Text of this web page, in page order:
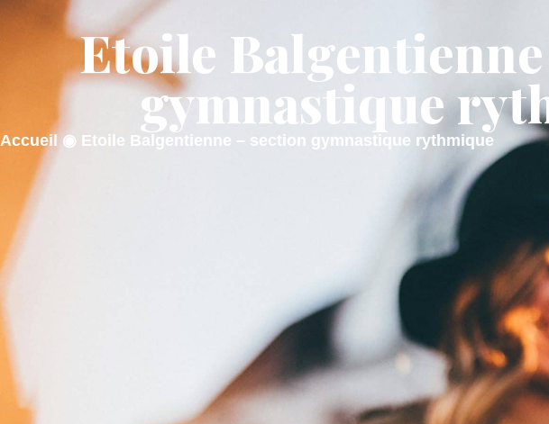
ACTUALITÉS MA MAIRIE
Etoile
gymnastique
Accueil ◉ Etoile Balgentienne – section gymnastique rythmique